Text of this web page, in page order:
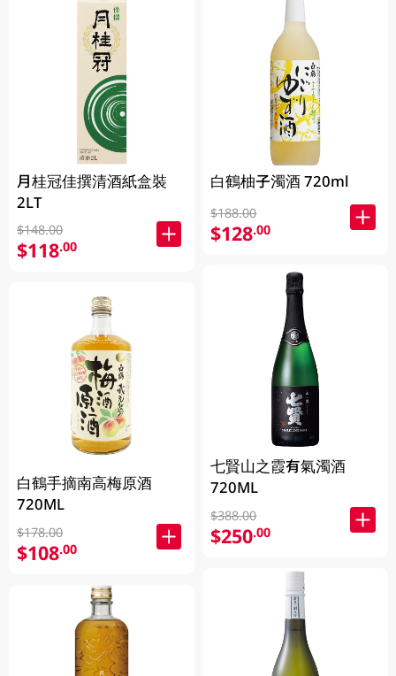
月桂冠佳撰清酒紙盒裝
2LT
$148.00
$118.00
白鶴手摘南高梅原酒
720ML
$178.00
$108.00
白鶴柚子濁酒 720ml
$188.00
$128.00
七賢山之霞有氣濁酒
720ML
$388.00
$250.00